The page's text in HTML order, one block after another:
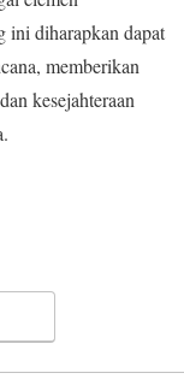
ini diharapkan dapat
memberikan
kesejahteraan